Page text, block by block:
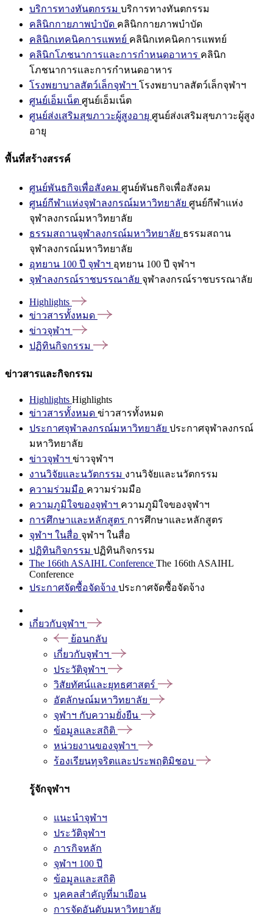
บริการทางทันตกรรม บริการทางทันตกรรม
คลินิกกายภาพบำบัด คลินิกกายภาพบำบัด
คลินิกเทคนิคการแพทย์ คลินิกเทคนิคการแพทย์
คลินิกโภชนาการและการกำหนดอาหาร คลินิก
โภชนาการและการกำหนดอาหาร
โรงพยาบาลสัตว์เล็กจุฬาฯ โรงพยาบาลสัตว์เล็กจุฬาฯ
ศูนย์เอ็มเน็ต ศูนย์เอ็มเน็ต
ศูนย์ส่งเสริมสุขภาวะผู้สูงอายุ ศูนย์ส่งเสริมสุขภาวะผู้สูง
อายุ
พื้นที่สร้างสรรค์
ศูนย์พันธกิจเพื่อสังคม ศูนย์พันธกิจเพื่อสังคม
ศูนย์กีฬาแห่งจุฬาลงกรณ์มหาวิทยาลัย ศูนย์กีฬาแห่ง
จุฬาลงกรณ์มหาวิทยาลัย
ธรรมสถานจุฬาลงกรณ์มหาวิทยาลัย ธรรมสถาน
จุฬาลงกรณ์มหาวิทยาลัย
อุทยาน 100 ปี จุฬาฯ อุทยาน 100 ปี จุฬาฯ
จุฬาลงกรณ์ราชบรรณาลัย จุฬาลงกรณ์ราชบรรณาลัย
Highlights
ข่าวสารทั้งหมด
ข่าวจุฬาฯ
ปฏิทินกิจกรรม
ข่าวสารและกิจกรรม
Highlights Highlights
ข่าวสารทั้งหมด ข่าวสารทั้งหมด
ประกาศจุฬาลงกรณ์มหาวิทยาลัย ประกาศจุฬาลงกรณ์
มหาวิทยาลัย
ข่าวจุฬาฯ ข่าวจุฬาฯ
งานวิจัยและนวัตกรรม งานวิจัยและนวัตกรรม
ความร่วมมือ ความร่วมมือ
ความภูมิใจของจุฬาฯ ความภูมิใจของจุฬาฯ
การศึกษาและหลักสูตร การศึกษาและหลักสูตร
จุฬาฯ ในสื่อ จุฬาฯ ในสื่อ
ปฏิทินกิจกรรม ปฏิทินกิจกรรม
The 166th ASAIHL Conference The 166th ASAIHL
Conference
ประกาศจัดซื้อจัดจ้าง ประกาศจัดซื้อจัดจ้าง
เกี่ยวกับจุฬาฯ
ย้อนกลับ
เกี่ยวกับจุฬาฯ
ประวัติจุฬาฯ
วิสัยทัศน์และยุทธศาสตร์
อัตลักษณ์มหาวิทยาลัย
จุฬาฯ กับความยั่งยืน
ข้อมูลและสถิติ
หน่วยงานของจุฬาฯ
ร้องเรียนทุจริตและประพฤติมิชอบ
รู้จักจุฬาฯ
แนะนำจุฬาฯ
ประวัติจุฬาฯ
ภารกิจหลัก
จุฬาฯ 100 ปี
ข้อมูลและสถิติ
บุคคลสำคัญที่มาเยือน
การจัดอันดับมหาวิทยาลัย